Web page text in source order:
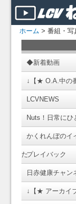
ホーム > 番組・写
◆新着動画
↓【★ O.A.中の
LCVNEWS
Nuts！日常にひ
かくれんぼの
たプレイバック
日赤健康チャン
↓【★ アーカイ